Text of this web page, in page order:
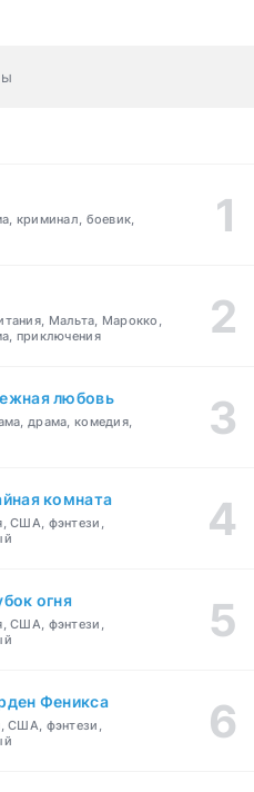
криминал, боевик,
Мальта, Марокко,
приключения
любовь
драма, комедия,
комната
США, фэнтези,
огня
США, фэнтези,
Феникса
США, фэнтези,